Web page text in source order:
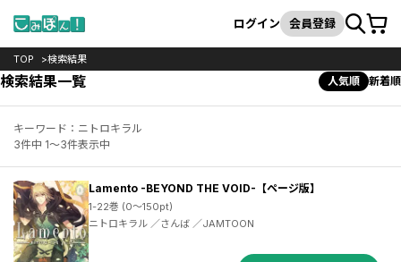
検索
ログイン 会員登録カート
TOP 検索結果
検索結果一覧 人気順 新着順
キーワード：ニトロキラル
3件中 1～3件表示中
Lamento -BEYOND THE VOID-【ページ版】
1-22巻 (0～150pt)
ニトロキラル ／さんば ／JAMTOON